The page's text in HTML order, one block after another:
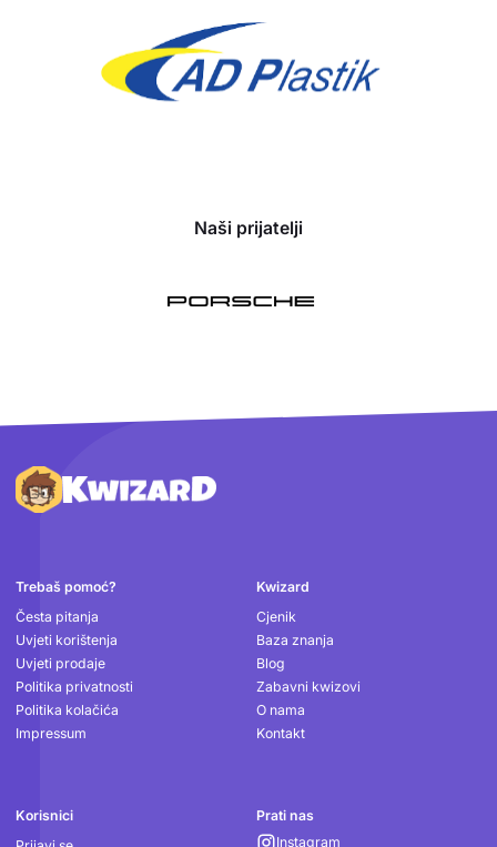
Naši prijatelji
Podnožje
Trebaš pomoć?
Česta pitanja
Uvjeti korištenja
Uvjeti prodaje
Politika privatnosti
Politika kolačića
Impressum
Kwizard
Cjenik
Baza znanja
Blog
Zabavni kwizovi
O nama
Kontakt
Korisnici
Prati nas
Instagram